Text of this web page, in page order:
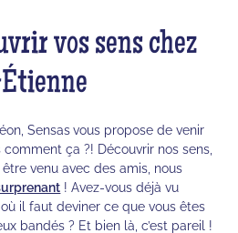
vos sens chez
Sensasvous propose de venir
comment ça ?! Découvrir nos sens,
venu avec des amis, nous
! Avez-vous déjà vu
il faut deviner ce que vous êtes
bandés ? Et bien là, c’est pareil !